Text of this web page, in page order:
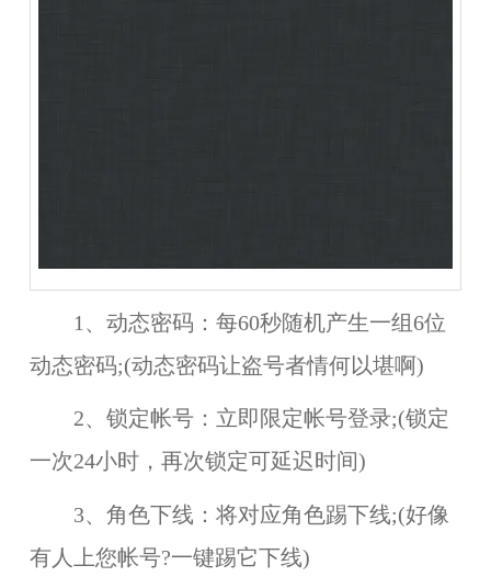
1、动态密码：每60秒随机产生一组6位
动态密码;(动态密码让盗号者情何以堪啊)
2、锁定帐号：立即限定帐号登录;(锁定
一次24小时，再次锁定可延迟时间)
3、角色下线：将对应角色踢下线;(好像
有人上您帐号?一键踢它下线)